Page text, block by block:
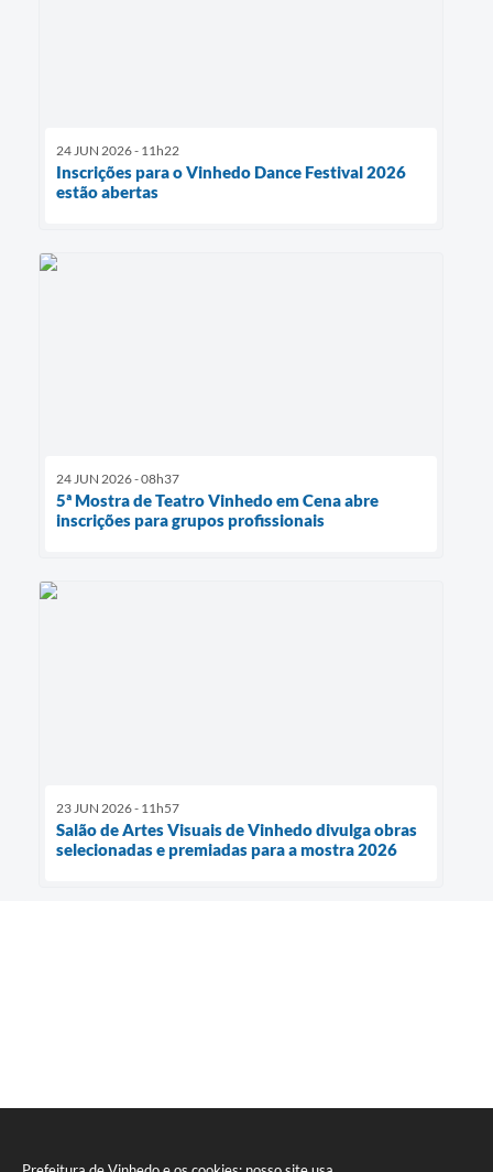
24 JUN 2026 - 11h22
Inscrições para o Vinhedo Dance Festival 2026
estão abertas
24 JUN 2026 - 08h37
5ª Mostra de Teatro Vinhedo em Cena abre
inscrições para grupos profissionais
23 JUN 2026 - 11h57
Salão de Artes Visuais de Vinhedo divulga obras
selecionadas e premiadas para a mostra 2026